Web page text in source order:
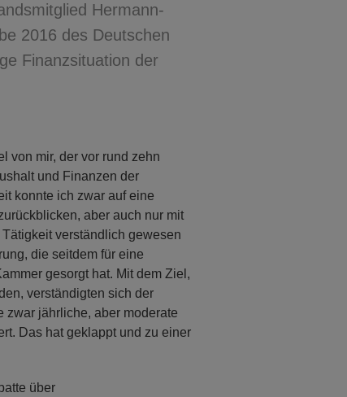
Hermann-
2016 des Deutschen
Finanzsituation der
von mir, der vor rund zehn
und Finanzen der
konnte ich zwar auf eine
aber auch nur mit
verständlich gewesen
die seitdem für eine
gesorgt hat. Mit dem Ziel,
verständigten sich der
zwar jährliche, aber moderate
Das hat geklappt und zu einer
über